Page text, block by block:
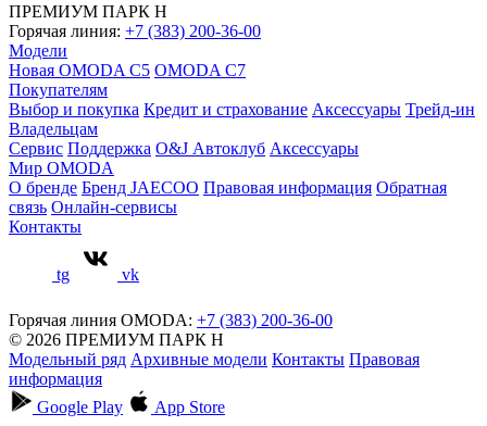
ПРЕМИУМ ПАРК Н
Горячая линия: +7 (383) 200-36-00
Модели
Новая OMODA C5 OMODA C7
Покупателям
Выбор и покупка Кредит и страхование Аксессуары Трейд-ин
Владельцам
Сервис Поддержка O&J Автоклуб Аксессуары
Мир OMODA
О бренде Бренд JAECOO Правовая информация Обратная
связь Онлайн-сервисы
Контакты
tg vk
Горячая линия OMODA: +7 (383) 200-36-00
© 2026 ПРЕМИУМ ПАРК Н
Модельный ряд Архивные модели Контакты Правовая
информация
Google Play
App Store